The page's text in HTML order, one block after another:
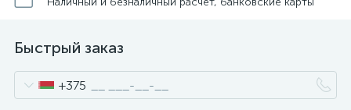
Быстрый заказ
+375